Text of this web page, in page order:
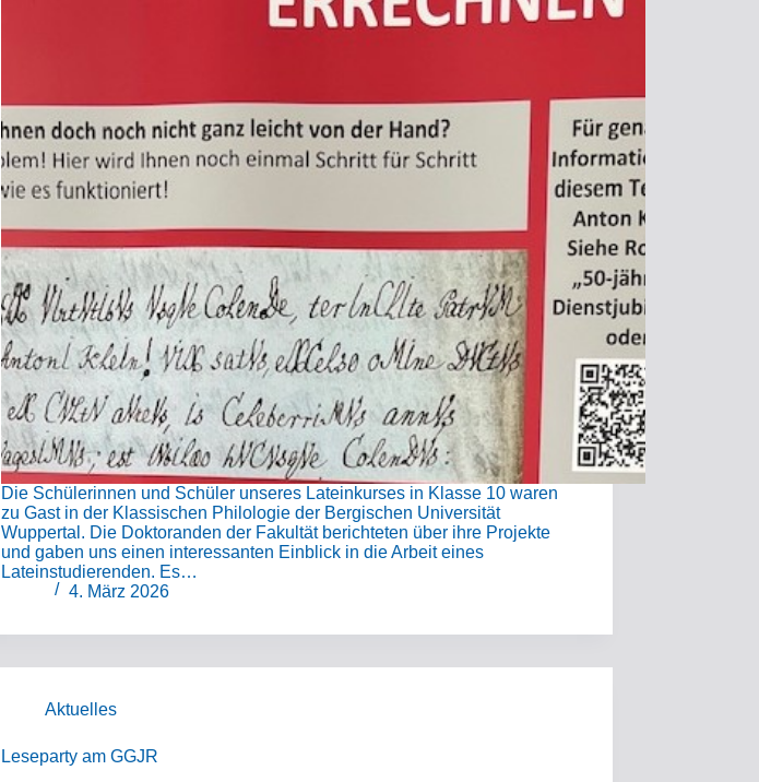
Die Schülerinnen und Schüler unseres Lateinkurses in Klasse 10 waren
zu Gast in der Klassischen Philologie der Bergischen Universität
Wuppertal. Die Doktoranden der Fakultät berichteten über ihre Projekte
und gaben uns einen interessanten Einblick in die Arbeit eines
Lateinstudierenden. Es…
4. März 2026
Aktuelles
Leseparty am GGJR